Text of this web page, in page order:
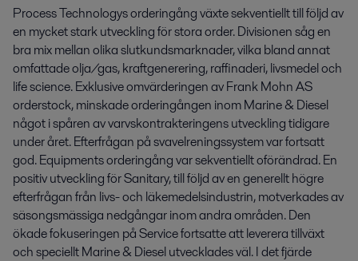
Process Technologys orderingång växte sekven­tiellt till följd av
en mycket stark utveckling för stora order. Divisionen såg en
bra mix mellan olika slutkundsmarknader, vilka bland annat
omfattade olja/gas, kraftgenerering, raffinaderi, livsmedel och
life science. Exklusive omvärde­ringen av Frank Mohn AS
orderstock, minskade orderingången inom Marine & Diesel
något i spåren av varvskontrakteringens utveckling tidigare
under året. Efterfrågan på svavelrenings­system var fortsatt
god. Equipments orderingång var sekventiellt oförändrad. En
positiv utveck­ling för Sanitary, till följd av en generellt högre
efter­frågan från livs- och läkemedelsindustrin, mot­verkades av
säsongsmässiga nedgångar inom andra områden. Den
ökade fokuseringen på Service fortsatte att leverera tillväxt
och speciellt Marine & Diesel utvecklades väl. I det fjärde